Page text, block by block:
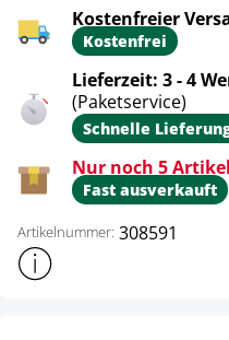
Kostenfreier
Kostenfrei
Lieferzeit: 3 - 4
(Paketservice)
Schnelle
Nur noch 5
Fast ausverkauft
Artikelnummer: 308591
Weitere